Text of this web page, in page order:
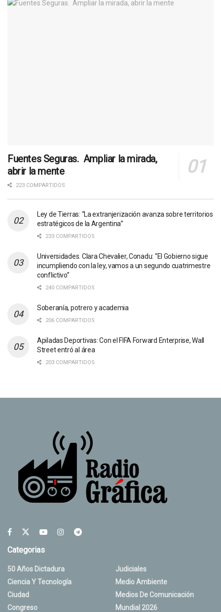
Fuentes Seguras. Ampliar la mirada,
abrir la mente
223 COMPARTIDOS
Ley de Tierras: “La extranjerización avanza sobre territorios
estratégicos de la Argentina”
233 COMPARTIDOS
Universidades. Clara Chevalier, Conadu: “El Gobierno sigue
incumpliendo con la ley, vamos a un segundo cuatrimestre
conflictivo”
240 COMPARTIDOS
Soberanía, potrero y academia
206 COMPARTIDOS
Apiladas Deportivas: Con el FIFA Forward Enterprise, Wall
Street entró al área
203 COMPARTIDOS
Categorias
50 Años Dictadura
Ciencia Y Tecnología
Ciudad
Congreso
Judiciales
Medio Ambiente
Medios De Comunicación
Mundial 2026